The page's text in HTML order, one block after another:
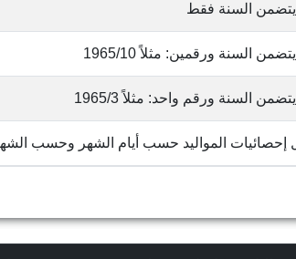
يتضمن السنة فقط
السنة ورقمين: مثلاً 1965/10
السنة ورقم واحد: مثلاً 1965/3
إحصائيات المواليد حسب أيام الشهر وحسب